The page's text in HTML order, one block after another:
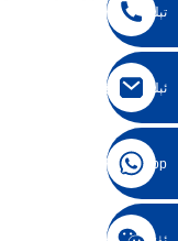
تېلېفون
ئېلېكترونلۇق
خەت
Whatsapp